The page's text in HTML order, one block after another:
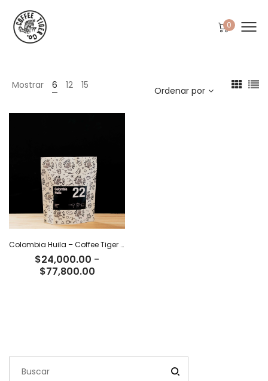
0
Mostrar 6 12 15 Ordenar por
Colombia Huila – Coffee Tiger Co
$24,000.00 -
$77,800.00Rango